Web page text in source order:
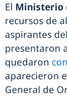
El Ministerio
recursos de
aspirantes del
presentaron
quedaron
aparecieron
General de